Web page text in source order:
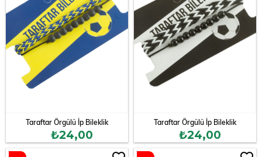
Taraftar Örgülü İp Bileklik
₺24,00
Taraftar Örgülü İp Bileklik
₺24,00